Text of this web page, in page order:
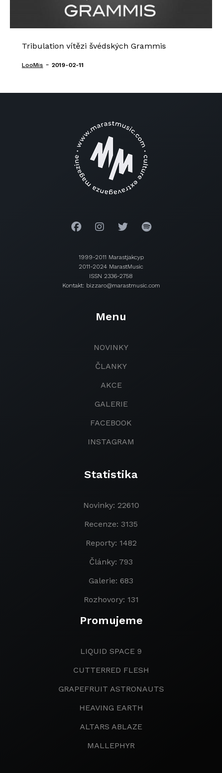
Tribulation vítězi švédských Grammis
LooMis - 2019-02-11
1999-2011 Marastjakcyp
2011-2024 MarastMusic
ISSN 2336-2758
Kontakt: bizzaro@marastmusic.com
Menu
NOVINKY
ČLANKY
AKCE
GALERIE
FACEBOOK
INSTAGRAM
Statistika
Novinky: 22610
Recenze: 3135
Reporty: 1482
Články: 793
Galerie: 683
Rozhovory: 131
Promujeme
LIQUID SPACE 9
CUTTERRED FLESH
GRAPEFRUIT ASTRONAUTS
HEAVING EARTH
ALTARS ABLAZE
MALLEPHYR